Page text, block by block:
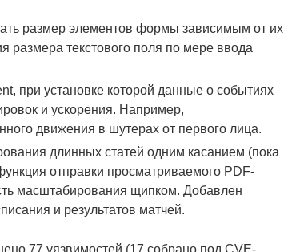
размер элементов формы зависимым от их
размера текстового поля по мере ввода
при установке которой данные о событиях
и ускорения. Например,
движения в шутерах от первого лица.
длинных статей одним касанием (пока
отправки просматриваемого PDF-
масштабирования щипком. Добавлен
и результатов матчей.